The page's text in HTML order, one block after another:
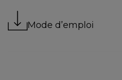
Mode d’emploi